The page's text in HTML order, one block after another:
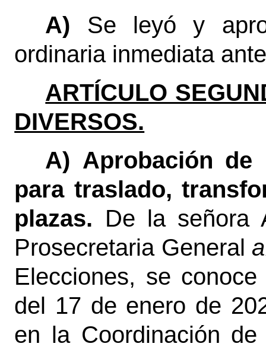
A) Se leyó y
ordinaria inmediata
ARTÍCULO
DIVERSOS.
A) Aprobación
para traslado,
plazas. De la señora
Prosecretaria General
Elecciones, se
del 17 de enero de
en la Coordinación